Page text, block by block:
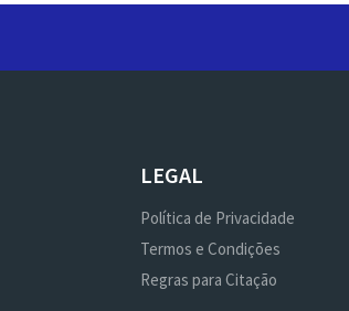
LEGAL
Política de Privacidade
Termos e Condições
Regras para Citação